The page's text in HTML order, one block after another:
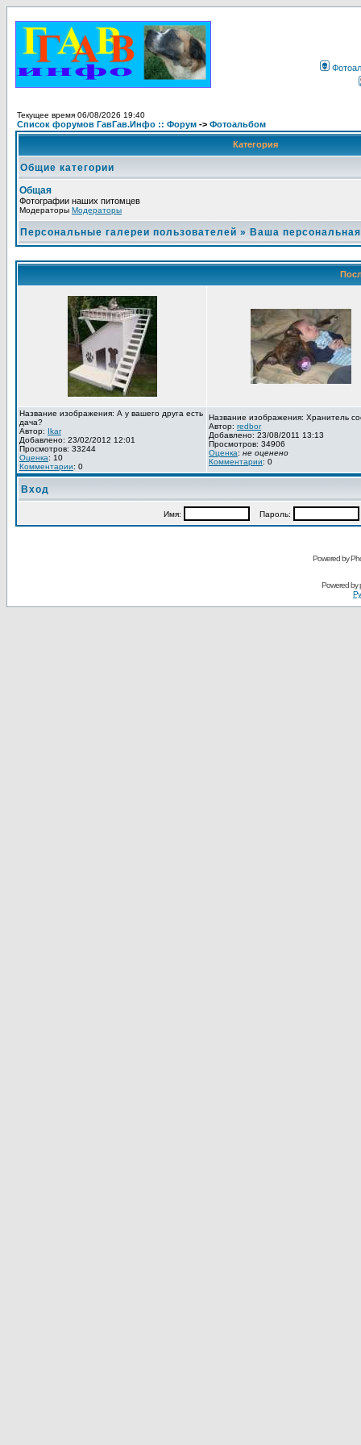
Текущее время 06/08/2026 19:40
Список форумов ГавГав.Инфо :: Форум -> Фотоальбом
Категория
Общие категории
Общая
Фотографии наших питомцев
Модераторы Модераторы
Персональные галереи пользователей » Ваша
Название изображения: А у вашего друга есть
дача?
Автор: Ikar
Добавлено: 23/02/2012 12:01
Просмотров: 33244
Оценка: 10
Комментарии: 0
Название изображения: Хранитель
Автор: redbor
Добавлено: 23/08/2011 13:13
Просмотров: 34906
Оценка: не оценено
Комментарии: 0
Вход
Имя: Пароль:
Powered by
Powered by